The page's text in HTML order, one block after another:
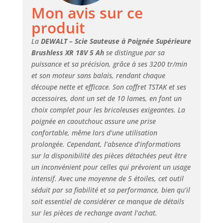
une excellente
semelle réglable,
inclinable jusqu'à
45° de chaque
côté, est facile à
installer et les
lames peuvent être
changées sans
outils. La soufflerie
débarrasse la ligne
de coupe de la
poussière et des
débris produit 1:
Cette scie avec
éclairage LED est
vendue avec ses
accessoires inclus.
Cette scie sans fil
est vendue avec un
Mon avis sur ce
produit
La DEWALT – Scie Sauteuse à Poignée Supérieure
Brushless XR 18V 5 Ahse distingue par sa
puissance et sa précision, grâce à ses 3200 tr/min
et son moteur sans balais, rendant chaque
découpe nette et efficace. Son coffret TSTAK et ses
accessoires, dont un set de 10 lames, en font un
choix complet pour les bricoleuses exigeantes. La
poignée en caoutchouc assure une prise
confortable, même lors d’une utilisation
prolongée. Cependant, l’absence d’informations
sur la disponibilité des pièces détachées peut être
un inconvénient pour celles qui prévoient un usage
intensif. Avec une moyenne de 5 étoiles, cet outil
séduit par sa fiabilité et sa performance, bien qu’il
soit essentiel de considérer ce manque de détails
sur les pièces de rechange avant l’achat.